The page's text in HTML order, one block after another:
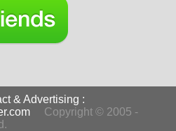
& Advertising :
Copyright © 2005 -